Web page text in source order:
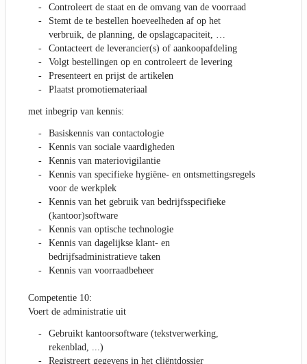
Controleert de staat en de omvang van de voorraad
Stemt de te bestellen hoeveelheden af op het
verbruik, de planning, de opslagcapaciteit, …
Contacteert de leverancier(s) of aankoopafdeling
Volgt bestellingen op en controleert de levering
Presenteert en prijst de artikelen
Plaatst promotiemateriaal
met inbegrip van kennis:
Basiskennis van contactologie
Kennis van sociale vaardigheden
Kennis van materiovigilantie
Kennis van specifieke hygiëne- en ontsmettingsregels
voor de werkplek
Kennis van het gebruik van bedrijfsspecifieke
(kantoor)software
Kennis van optische technologie
Kennis van dagelijkse klant- en
bedrijfsadministratieve taken
Kennis van voorraadbeheer
Competentie 10:
Voert de administratie uit
Gebruikt kantoorsoftware (tekstverwerking,
rekenblad, ...)
Registreert gegevens in het cliëntdossier